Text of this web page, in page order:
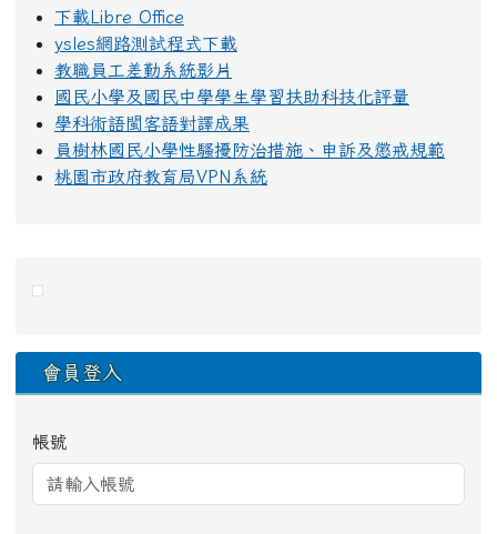
下載Libre Office
ysles網路測試程式下載
教職員工差勤系統影片
國民小學及國民中學學生學習扶助科技化評量
學科術語閩客語對譯成果
員樹林國民小學性騷擾防治措施、申訴及懲戒規範
桃園市政府教育局VPN系統
會員登入
帳號